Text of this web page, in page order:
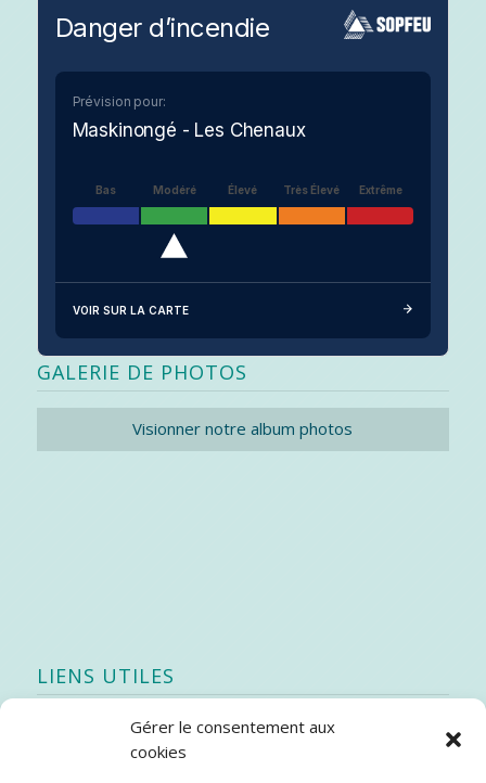
Gérer le consentement aux
cookies
Danger d’incendie
Prévision pour:
Maskinongé - Les Chenaux
Bas Modéré Élevé Très Élevé Extrême
VOIR SUR LA CARTE
GALERIE DE PHOTOS
Visionner notre album photos
LIENS UTILES
Quoi de neuf